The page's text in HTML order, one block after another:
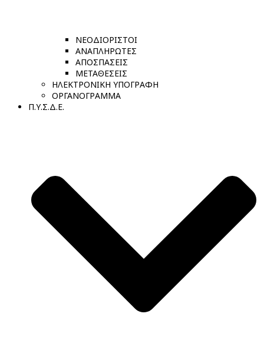
ΝΕΟΔΙΟΡΙΣΤΟΙ
ΑΝΑΠΛΗΡΩΤΕΣ
ΑΠΟΣΠΑΣΕΙΣ
ΜΕΤΑΘΕΣΕΙΣ
ΗΛΕΚΤΡΟΝΙΚΗ ΥΠΟΓΡΑΦΗ
ΟΡΓΑΝΟΓΡΑΜΜΑ
Π.Υ.Σ.Δ.Ε.